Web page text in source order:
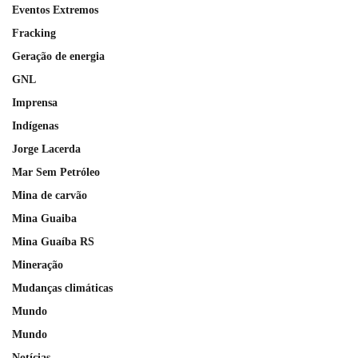
Eventos Extremos
Fracking
Geração de energia
GNL
Imprensa
Indígenas
Jorge Lacerda
Mar Sem Petróleo
Mina de carvão
Mina Guaiba
Mina Guaíba RS
Mineração
Mudanças climáticas
Mundo
Mundo